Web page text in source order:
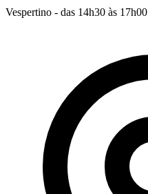
Vespertino - das 14h30 às 17h00